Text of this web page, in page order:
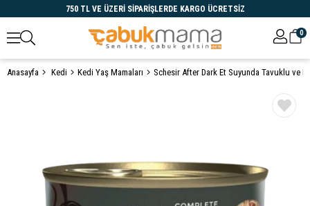
750 TL VE ÜZERİ SİPARİŞLERDE KARGO ÜCRETSİZ
0
Anasayfa Kedi Kedi Yaş MamalarıÖne Çıkanlar